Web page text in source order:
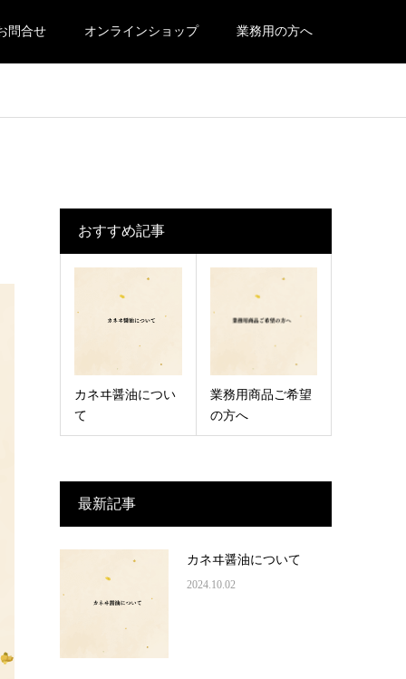
問合せ オンラインショップ 業務用の方へ
おすすめ記事
カネヰ醤油につい
て
業務用商品ご希望
の方へ
最新記事
カネヰ醤油について
2024.10.02